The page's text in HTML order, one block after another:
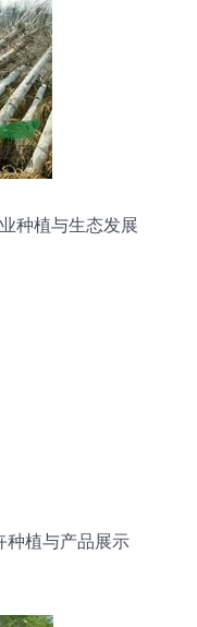
种植与生态发展
种植与产品展示